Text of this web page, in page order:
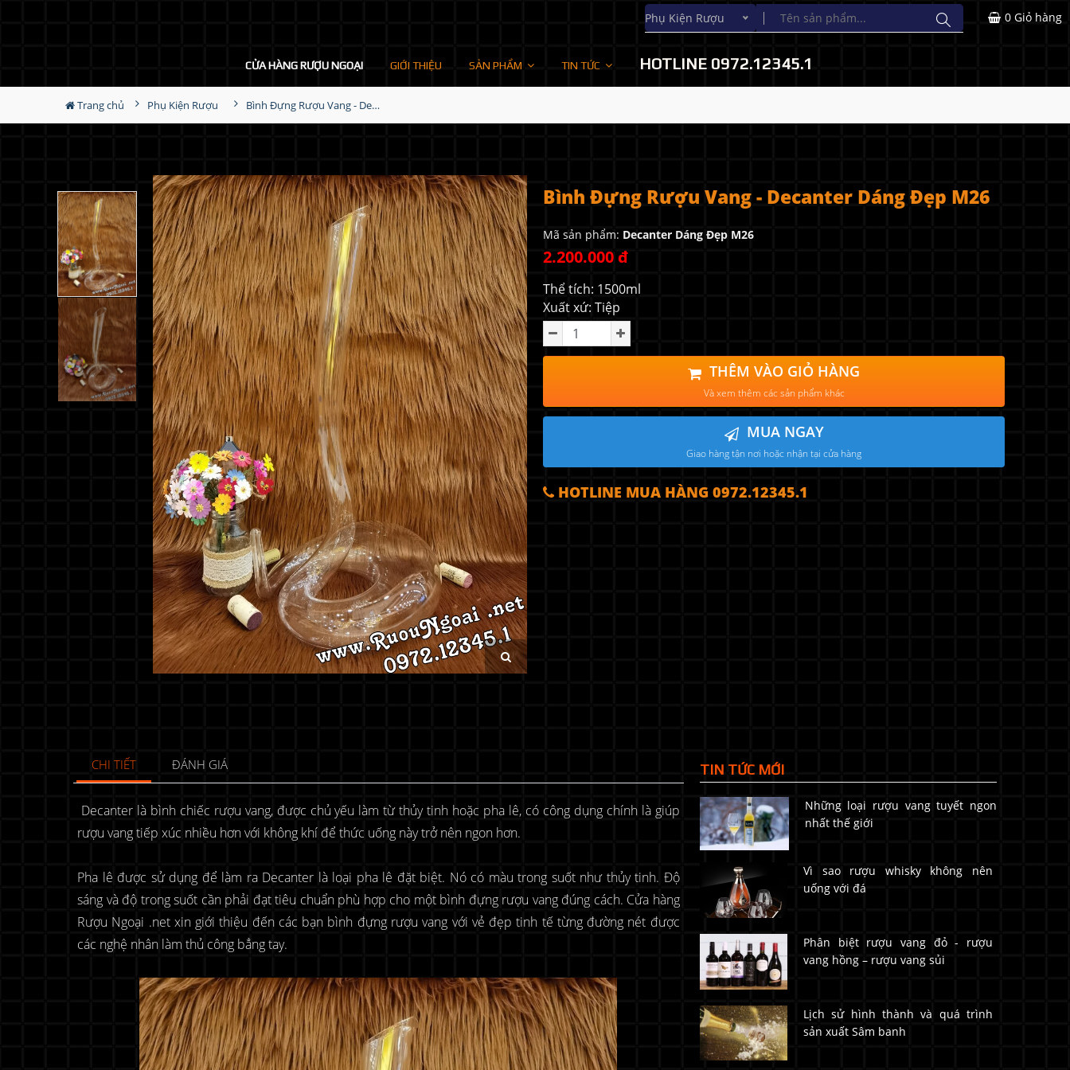
Phụ Kiện Rượu
CỬA HÀNG RƯỢU NGOẠI GIỚI THIỆU SẢN PHẨM TIN TỨC HOTLINE 0972.12345.1
0 Giỏ hàng
Trang chủ Phụ Kiện Rượu Bình Đựng Rượu Vang - Decanter Dáng Đẹp M26
Bình Đựng Rượu Vang - Decanter Dáng Đẹp M26
Mã sản phẩm: Decanter Dáng Đẹp M26
2.200.000 đ
Thể tích: 1500ml
Xuất xứ: Tiệp
THÊM VÀO GIỎ HÀNG
Và xem thêm các sản phẩm khác
MUA NGAY
Giao hàng tận nơi hoặc nhận tại cửa hàng
HOTLINE MUA HÀNG 0972.12345.1
CHI TIẾT ĐÁNH GIÁ
Decanter là bình chiếc rượu vang, được chủ yếu làm từ thủy tinh hoặc pha lê, có công dụng chính là giúp
rượu vang tiếp xúc nhiều hơn với không khí để thức uống này trở nên ngon hơn.
Pha lê được sử dụng để làm ra Decanter là loại pha lê đặt biệt. Nó có màu trong suốt như thủy tinh. Độ
sáng và độ trong suốt cần phải đạt tiêu chuẩn phù hợp cho một bình đựng rượu vang đúng cách. Cửa hàng
Rượu Ngoại .net xin giới thiệu đến các bạn bình đựng rượu vang với vẻ đẹp tinh tế từng đường nét được
các nghệ nhân làm thủ công bẳng tay.
TIN TỨC MỚI
Những loại rượu vang tuyết ngon
nhất thế giới
Vì sao rượu whisky không nên
uống với đá
Phân biệt rượu vang đỏ - rượu
vang hồng – rượu vang sủi
Lịch sử hình thành và quá trình
sản xuất Sâm banh